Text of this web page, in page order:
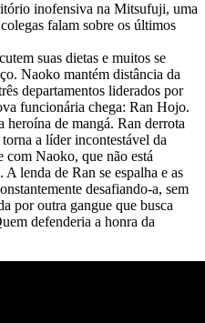
inofensiva na Mitsufuji, uma
falam sobre os últimos
suas dietas e muitos se
Naoko mantém distância da
departamentos liderados por
funcionária chega: Ran Hojo.
heroína de mangá. Ran derrota
a líder incontestável da
Naoko, que não está
lenda de Ran se espalha e as
desafiando-a, sem
por outra gangue que busca
defenderia a honra da